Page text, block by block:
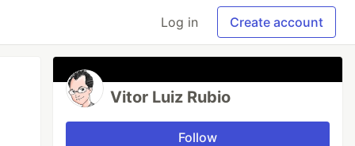
Log in Create account
Vitor Luiz Rubio
Follow